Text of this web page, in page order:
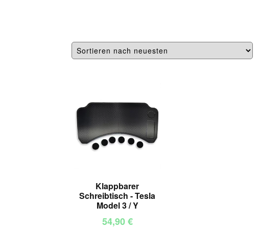
Klappbarer
Schreibtisch - Tesla
Model 3 / Y
54,90€